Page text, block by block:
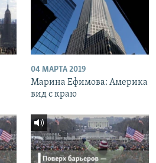
04 МАРТА 2019
Марина Ефимова: Америка
вид с краю